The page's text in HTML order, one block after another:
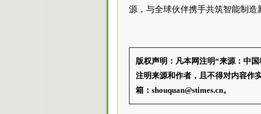
源，与全球伙伴携手共筑智能制造
版权声明：凡本网注明“来源：中
注明来源和作者，且不得对内容作
箱：shouquan@stimes.cn。